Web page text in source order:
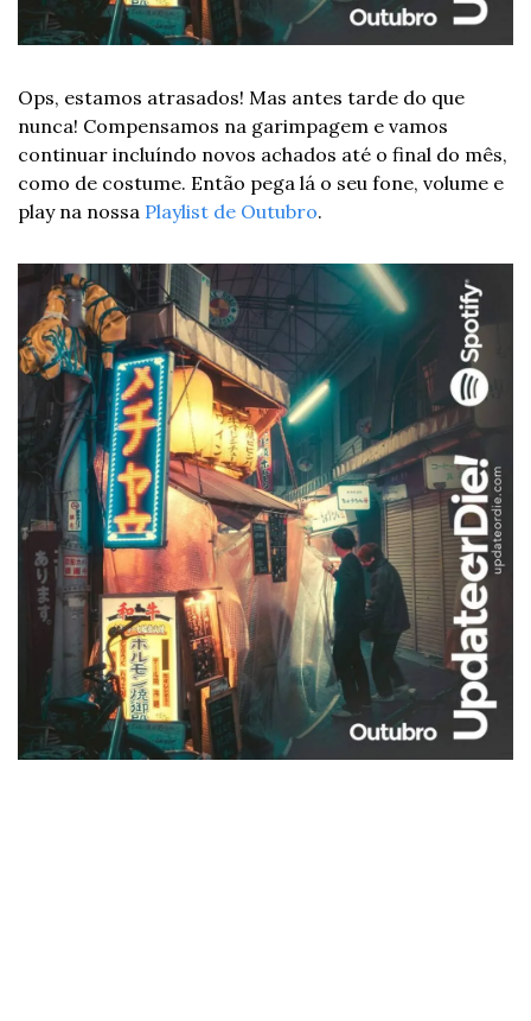
Ops, estamos atrasados! Mas antes tarde do que
nunca! Compensamos na garimpagem e vamos
continuar incluíndo novos achados até o final do mês,
como de costume. Então pega lá o seu fone, volume e
play na nossa Playlist de Outubro.